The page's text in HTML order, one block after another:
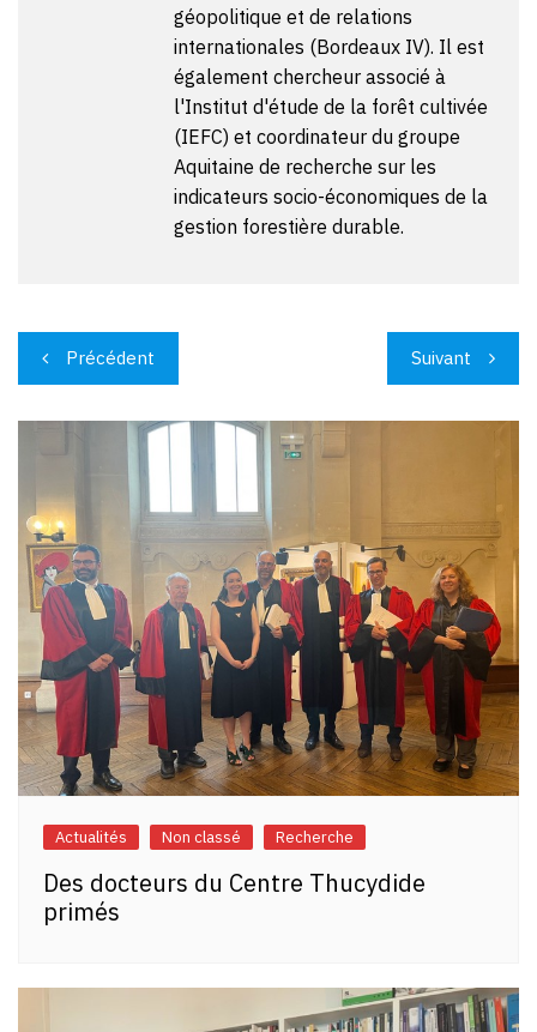
géopolitique et de relations
internationales (Bordeaux IV). Il est
également chercheur associé à
l'Institut d'étude de la forêt cultivée
(IEFC) et coordinateur du groupe
Aquitaine de recherche sur les
indicateurs socio-économiques de la
gestion forestière durable.
Navigation
de
l’article
Précédent Suivant
Actualités Non classé Recherche
Des docteurs du Centre Thucydide
primés